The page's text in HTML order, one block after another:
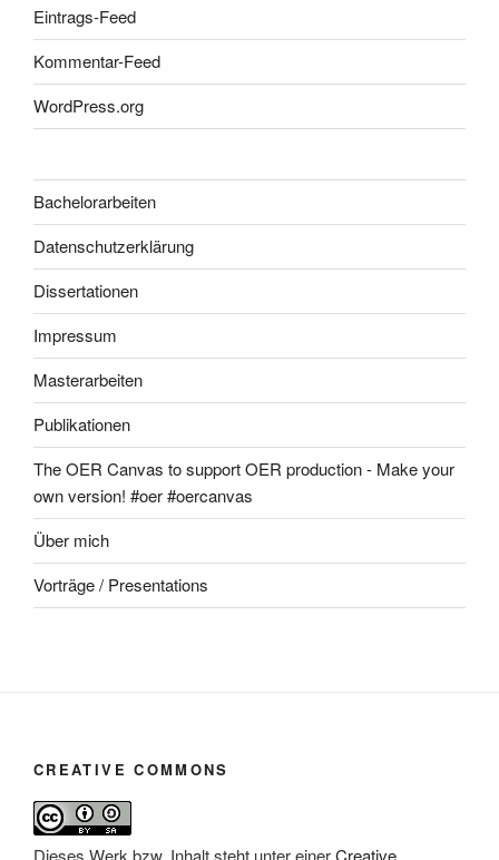
Eintrags-Feed
Kommentar-Feed
WordPress.org
Bachelorarbeiten
Datenschutzerklärung
Dissertationen
Impressum
Masterarbeiten
Publikationen
The OER Canvas to support OER production - Make your
own version! #oer #oercanvas
Über mich
Vorträge / Presentations
CREATIVE COMMONS
Dieses Werk bzw. Inhalt steht unter einerCreative